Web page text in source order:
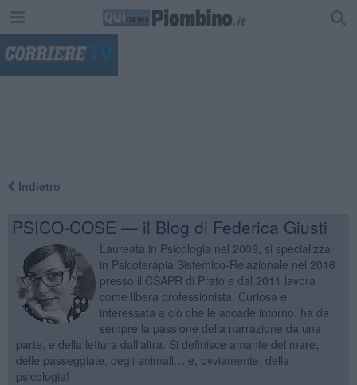
Indietro
PSICO-COSE — il Blog di Federica Giusti
Laureata in Psicologia nel 2009, si specializza
in Psicoterapia Sistemico-Relazionale nel 2016
presso il CSAPR di Prato e dal 2011 lavora
come libera professionista. Curiosa e
interessata a ciò che le accade intorno, ha da
sempre la passione della narrazione da una
parte, e della lettura dall’altra. Si definisce amante del mare,
delle passeggiate, degli animali… e, ovviamente, della
psicologia!